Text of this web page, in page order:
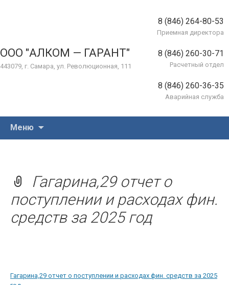
ООО "АЛКОМ — ГАРАНТ"
443079, г. Самара, ул. Революционная, 111
8 (846) 264-80-53
Приемная директора
8 (846) 260-30-71
Расчетный отдел
8 (846) 260-36-35
Аварийная служба
Меню
Гагарина,29 отчет о
поступлении и расходах фин.
средств за 2025 год
Гагарина,29 отчет о поступлении и расходах фин. средств за 2025